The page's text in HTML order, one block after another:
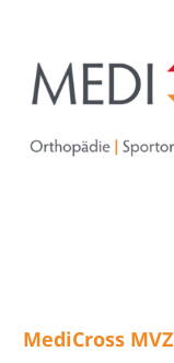
MediCross MVZ